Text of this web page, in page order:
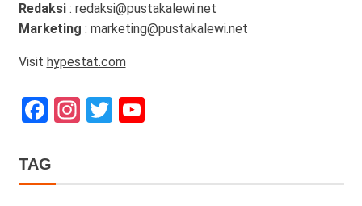
Redaksi: redaksi@pustakalewi.net
Marketing : marketing@pustakalewi.net
Visit hypestat.com
Facebook
Instagram
TwitterYouTube
TAG